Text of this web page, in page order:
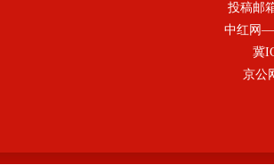
投稿邮
中红网—
冀
京公